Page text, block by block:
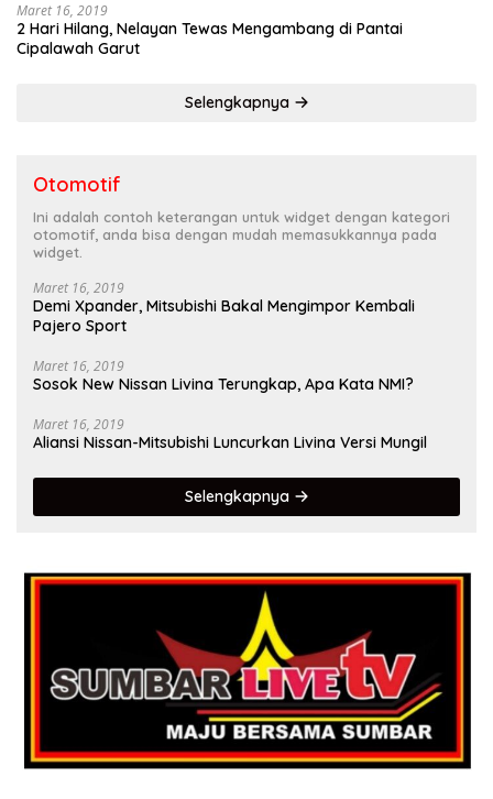
Maret 16, 2019
2 Hari Hilang, Nelayan Tewas Mengambang di Pantai
Cipalawah Garut
Selengkapnya
Otomotif
Ini adalah contoh keterangan untuk widget dengan kategori
otomotif, anda bisa dengan mudah memasukkannya pada
widget.
Maret 16, 2019
Demi Xpander, Mitsubishi Bakal Mengimpor Kembali
Pajero Sport
Maret 16, 2019
Sosok New Nissan Livina Terungkap, Apa Kata NMI?
Maret 16, 2019
Aliansi Nissan-Mitsubishi Luncurkan Livina Versi Mungil
Selengkapnya